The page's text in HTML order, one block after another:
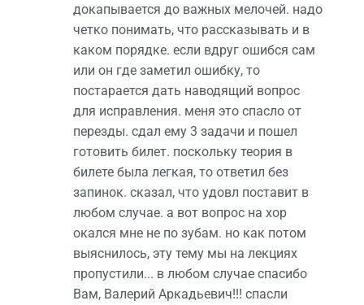
докапывается до важных мелочей. надо
четко понимать, что рассказывать и в
каком порядке. если вдруг ошибся сам
или он где заметил ошибку, то
постарается дать наводящий вопрос
для исправления. меня это спасло от
перезды. сдал ему 3 задачи и пошел
готовить билет. поскольку теория в
билете была легкая, то ответил без
запинок. сказал, что удовл поставит в
любом случае. а вот вопрос на хор
окался мне не по зубам. но как потом
выяснилось, эту тему мы на лекциях
пропустили... в любом случае спасибо
Вам, Валерий Аркадьевич!!! спасли